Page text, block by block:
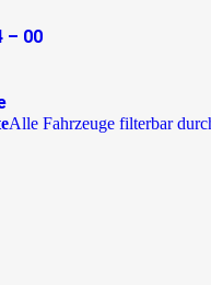
– 00
Alle Fahrzeuge filterbar